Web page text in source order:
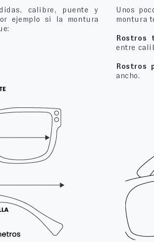
calibre, puente y
ejemplo si la montura
Unos
montura
Rostros
entre
Rostros
ancho.